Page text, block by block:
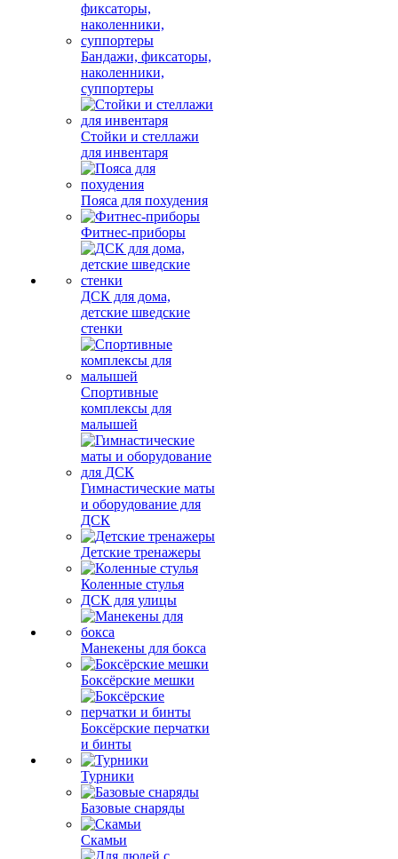
Бандажи, фиксаторы,
наколенники,
суппортеры
Стойки и стеллажи
для инвентаря
Пояса для похудения
Фитнес-приборы
ДСК для дома,
детские шведские
стенки
Спортивные
комплексы для
малышей
Гимнастические маты
и оборудование для
ДСК
Детские тренажеры
Коленные стулья
ДСК для улицы
Манекены для бокса
Боксёрские мешки
Боксёрские перчатки
и бинты
Турники
Базовые снаряды
Скамьи